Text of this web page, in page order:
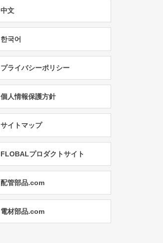
中文
한국어
プライバシーポリシー
個人情報保護方針
サイトマップ
FLOBALプロダクトサイト
配管部品.com
電材部品.com